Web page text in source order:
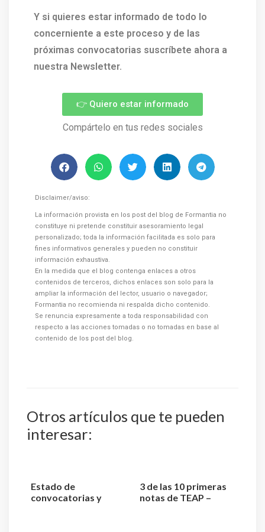
Y si quieres estar informado de todo lo
concerniente a este proceso y de las
próximas convocatorias suscríbete ahora a
nuestra Newsletter.
👉 Quiero estar informado
Compártelo en tus redes sociales
Disclaimer/aviso:
La información provista en los post del blog de Formantia no
constituye ni pretende constituir asesoramiento legal
personalizado; toda la información facilitada es solo para
fines informativos generales y pueden no constituir
información exhaustiva.
En la medida que el blog contenga enlaces a otros
contenidos de terceros, dichos enlaces son solo para la
ampliar la información del lector, usuario o navegador;
Formantia no recomienda ni respalda dicho contenido.
Se renuncia expresamente a toda responsabilidad con
respecto a las acciones tomadas o no tomadas en base al
contenido de los post del blog.
Otros artículos que te pueden
interesar:
Estado de
convocatorias y
3 de las 10 primeras
notas de TEAP –